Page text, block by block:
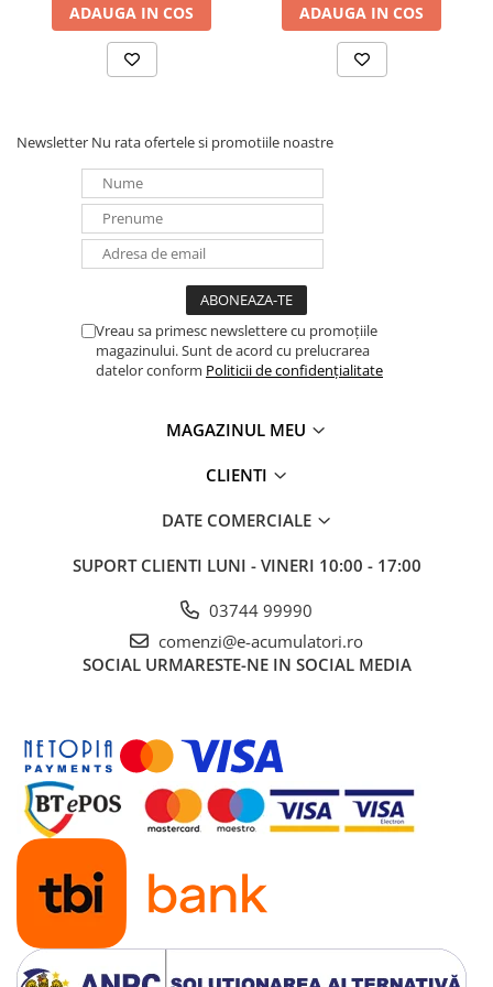
Acumulatori
Sisteme de prindere
Statii de incarcare EV
Pompe de caldura
ADAUGA IN COS ADAUGA IN COS
Newsletter Nu rata ofertele si promotiile noastre
Vreau sa primesc newslettere cu promoțiile
magazinului. Sunt de acord cu prelucrarea
datelor conform Politicii de confidențialitate
MAGAZINUL MEU
CLIENTI
DATE COMERCIALE
SUPORT CLIENTI LUNI - VINERI 10:00 - 17:00
03744 99990
comenzi@e-acumulatori.ro
SOCIAL URMARESTE-NE IN SOCIAL MEDIA